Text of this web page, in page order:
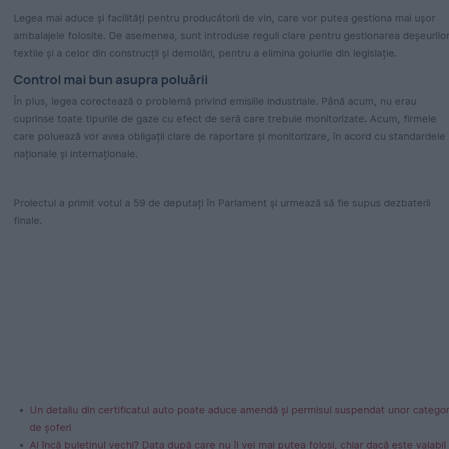
Legea mai aduce și facilități pentru producătorii de vin, care vor putea gestiona mai ușor
ambalajele folosite. De asemenea, sunt introduse reguli clare pentru gestionarea
textile și a celor din construcții și demolări, pentru a elimina golurile din legislație.
Control mai bun asupra poluării
În plus, legea corectează o problemă privind emisiile industriale. Până acum, nu erau
cuprinse toate tipurile de gaze cu efect de seră care trebuie monitorizate. Acum, firmele
care poluează vor avea obligații clare de raportare și monitorizare, în acord cu standardele
naționale și internaționale.
Proiectul a primit votul a 59 de deputați în Parlament și urmează să fie supus dezbaterii
finale.
Un detaliu din certificatul auto poate aduce amendă și permisul suspendat unor
de șoferi
Ai încă buletinul vechi? Data după care nu îl vei mai putea folosi, chiar dacă este valabil